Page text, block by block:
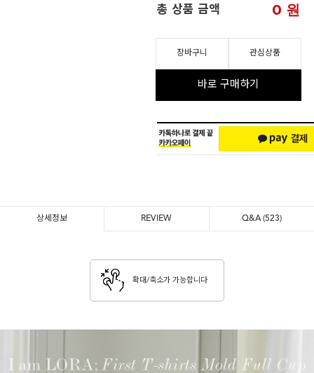
총 상품 금액 0 원
장바구니 관심상품
바로 구매하기
상세정보 REVIEW Q&A(523)
확대/축소가 가능합니다